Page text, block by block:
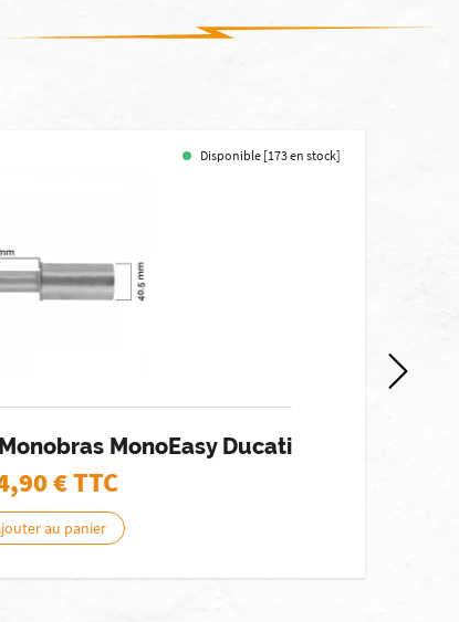
Disponible [173 en stock]
MonoEasy Ducati
€ TTC
au panier